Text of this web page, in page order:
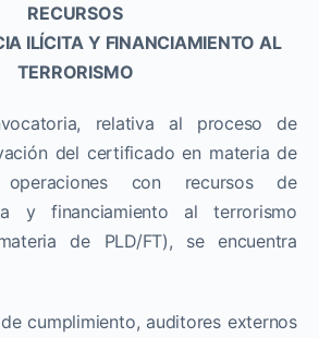
RECURSOS
ILÍCITA Y FINANCIAMIENTO AL
TERRORISMO
relativa al proceso de
del certificado en materia de
con recursos de
y financiamiento al terrorismo
de PLD/FT), se encuentra
cumplimiento, auditores externos